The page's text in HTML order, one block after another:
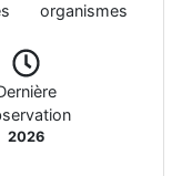
organismes
2026